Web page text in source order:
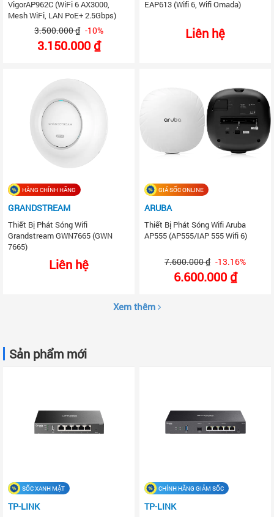
VigorAP962C (WiFi 6 AX3000,
Mesh WiFi, LAN PoE+ 2.5Gbps)
3.500.000 ₫ -10%
3.150.000 ₫
EAP613 (Wifi 6, Wifi Omada)
Liên hệ
HÀNG CHÍNH HÃNG
GRANDSTREAM
Thiết Bị Phát Sóng Wifi
Grandstream GWN7665 (GWN
7665)
Liên hệ
GIÁ SỐC ONLINE
ARUBA
Thiết Bị Phát Sóng Wifi Aruba
AP555 (AP555/IAP 555 Wifi 6)
7.600.000 ₫ -13.16%
6.600.000 ₫
Xem thêm
Sản phẩm mới
SỐC XANH MẶT
TP-LINK
CHÍNH HÃNG GIẢM SỐC
TP-LINK